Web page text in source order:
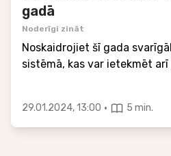
gadā
Noderīgi zināt
Noskaidrojiet šī gada
sistēmā, kas var ietekmēt arī
29.01.2024, 13:00 · 5 min.